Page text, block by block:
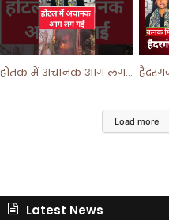
होतक में अचानक आग लगने से मचा हड़कंप ! #shortsfeed #shorts #viralshorts
Load more
Latest News